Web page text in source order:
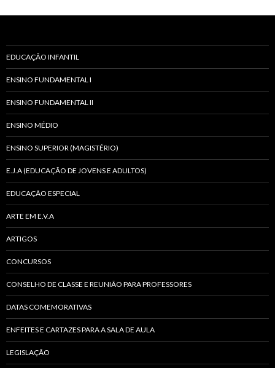
EDUCAÇÃO INFANTIL
ENSINO FUNDAMENTAL I
ENSINO FUNDAMENTAL II
ENSINO MÉDIO
ENSINO SUPERIOR (MAGISTÉRIO)
E.J.A (EDUCAÇÃO DE JOVENS E ADULTOS)
EDUCAÇÃO ESPECIAL
ARTE EM E.V.A
ARTIGOS
CONCURSOS
CONSELHO DE CLASSE E REUNIÃO PARA PROFESSORES
DATAS COMEMORATIVAS
ENFEITES E CARTAZES PARA A SALA DE AULA
LEGISLAÇÃO